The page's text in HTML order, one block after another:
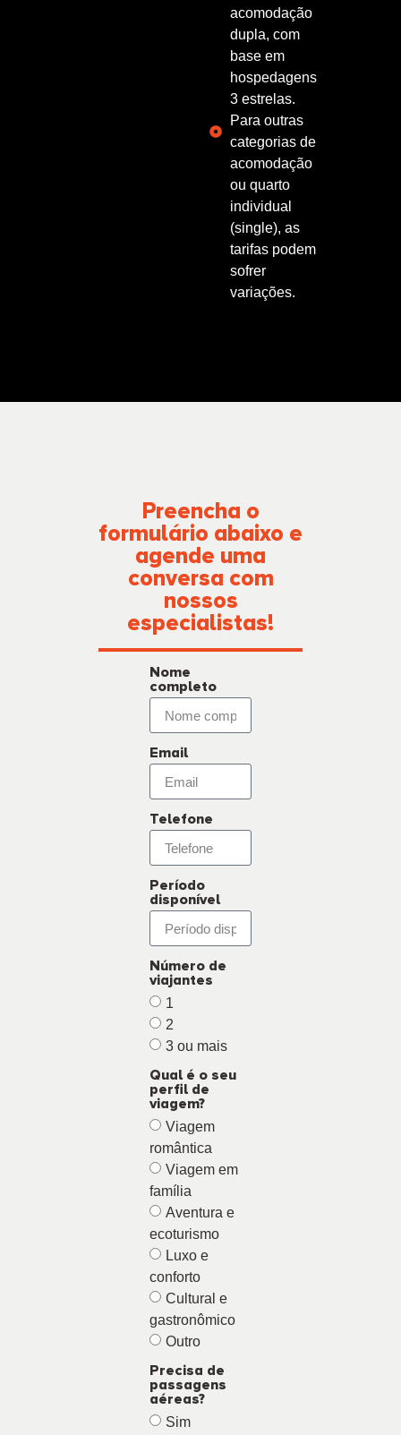
acomodação
dupla, com
base em
hospedagens
3 estrelas.
Para outras
categorias de
acomodação
ou quarto
individual
(single), as
tarifas podem
sofrer
variações.
Preencha o
formulário abaixo e
agende uma
conversa com
nossos
especialistas!
Nome
completo
Email
Telefone
Período
disponível
Número de
viajantes
1
2
3 ou mais
Qual é o seu
perfil de
viagem?
Viagem
romântica
Viagem em
família
Aventura e
ecoturismo
Luxo e
conforto
Cultural e
gastronômico
Outro
Precisa de
passagens
aéreas?
Sim